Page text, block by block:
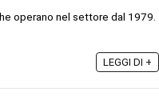
operano nel settore dal 1979.
LEGGI DI +